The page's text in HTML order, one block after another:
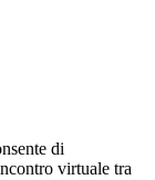
di
virtuale tra